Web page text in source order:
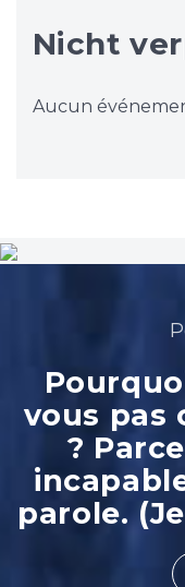
Nicht
Aucun
vous pas
?
parole.